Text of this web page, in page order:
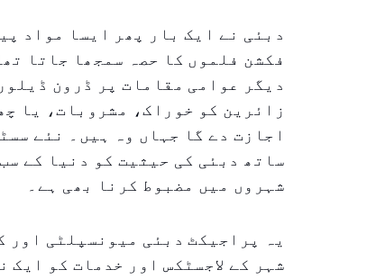
دبئی نے ایک بار پھر ایسا مواد
فکشن فلموں کا حصہ سمجھا جاتا
دیگر عوامی مقامات پر ڈرون
زائرین کو خوراک، مشروبات، یا
اجازت دے گا جہاں وہ ہیں۔ نئے
ساتھ دبئی کی حیثیت کو دنیا کے
شہروں میں مضبوط کرنا بھی ہے۔
یہ پراجیکٹ دبئی میونسپلٹی اور
شہر کے لاجسٹکس اور خدمات کو ایک